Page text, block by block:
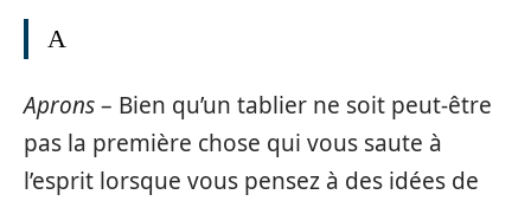
A
Aprons– Bien qu’un tablier ne soit peut-être
pas la première chose qui vous saute à
l’esprit lorsque vous pensez à des idées de